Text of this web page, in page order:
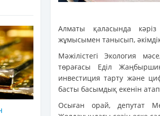
Алматы қаласында
жұмысымен танысып,
Мәжілістегі Экология
төрағасы Еділ
инвестиция тарту және
басты басымдық екенін атап
Осыған орай, депутат